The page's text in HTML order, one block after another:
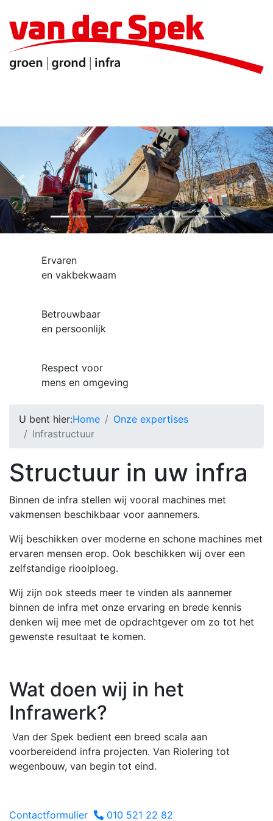
Previous Next
Ervaren
en vakbekwaam
Betrouwbaar
en persoonlijk
Respect voor
mens en omgeving
U bent hier:Home
Onze expertises
Infrastructuur
Structuur in uw infra
Binnen de infra stellen wij vooral machines met
vakmensen beschikbaar voor aannemers.
Wij beschikken over moderne en schone machines met
ervaren mensen erop. Ook beschikken wij over een
zelfstandige rioolploeg.
Wij zijn ook steeds meer te vinden als aannemer
binnen de infra met onze ervaring en brede kennis
denken wij mee met de opdrachtgever om zo tot het
gewenste resultaat te komen.
Wat doen wij in het
Infrawerk?
Van der Spek bedient een breed scala aan
voorbereidend infra projecten. Van Riolering tot
wegenbouw, van begin tot eind.
Contactformulier 010 521 22 82